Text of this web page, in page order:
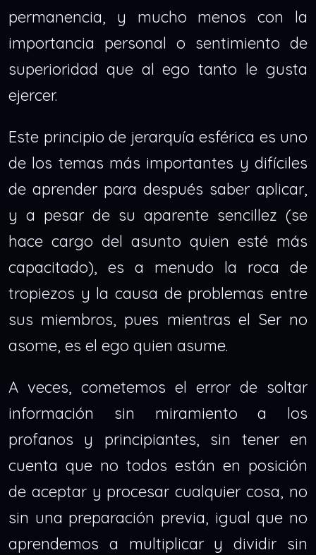
permanencia, y mucho menos con la
importancia personal o sentimiento de
superioridad que al ego tanto le gusta
ejercer.
Este principio de jerarquía esférica es uno
de los temas más importantes y difíciles
de aprender para después saber aplicar,
y a pesar de su aparente sencillez (se
hace cargo del asunto quien esté más
capacitado), es a menudo la roca de
tropiezos y la causa de problemas entre
sus miembros, pues mientras el Ser no
asome, es el ego quien asume.
A veces, cometemos el error de soltar
información sin miramiento a los
profanos y principiantes, sin tener en
cuenta que no todos están en posición
de aceptar y procesar cualquier cosa, no
sin una preparación previa, igual que no
aprendemos a multiplicar y dividir sin